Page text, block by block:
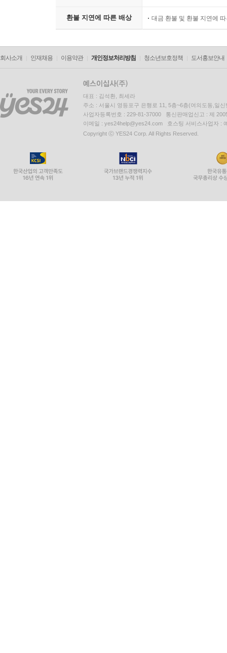
환불 지연에 따른 배상 대금 환불 및 환불 지연에
회사소개 인재채용 이용약관 개인정보처리방침 청소년보호정책 도서홍보안내
대표 : 김석환, 최세라
주소 : 서울시 영등포구 은행로 11, 5층~6층(여의도동,일신
사업자등록번호 : 229-81-37000 통신판매업신고 : 제
이메일 : yes24help@yes24.com 호스팅 서비스사업자 :
Copyright ⓒ YES24 Corp. All Rights Reserved.